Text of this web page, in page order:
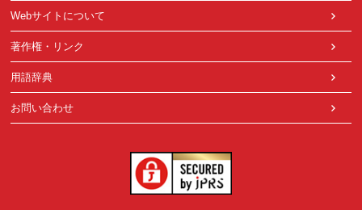
Webサイトについて
著作権・リンク
用語辞典
お問い合わせ